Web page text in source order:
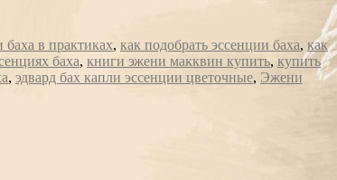
баха в практиках, как подобрать эссенции баха, как
баха, книги эжени макквин купить, купить
, эдвард бах капли эссенции цветочные, Эжени